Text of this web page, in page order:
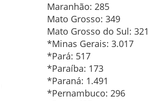
Maranhão: 285
Mato Grosso: 349
Mato Grosso do Sul: 321
*Minas Gerais: 3.017
*Pará: 517
*Paraíba: 173
*Paraná: 1.491
*Pernambuco: 296